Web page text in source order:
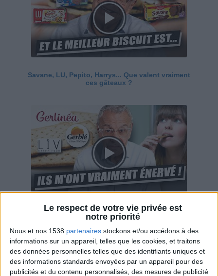
Le respect de votre vie privée est
notre priorité
Nous et nos 1538 partenaires stockons et/ou accédons à des
informations sur un appareil, telles que les cookies, et traitons
des données personnelles telles que des identifiants uniques et
des informations standards envoyées par un appareil pour des
publicités et du contenu personnalisés, des mesures de publicité
Savane, LU, Pepito, Harrys... Que valent vraiment
ces gâteaux ?
Ces marques diététiques : c'est n'importe quoi !
Webinaires en direct Voir tout